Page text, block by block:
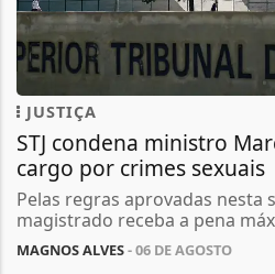
JUSTIÇA
STJ condena ministro
cargo por crimes sexuais
Pelas regras aprovadas nesta
magistrado receba a pena
MAGNOS ALVES- 06 DE AGOSTO